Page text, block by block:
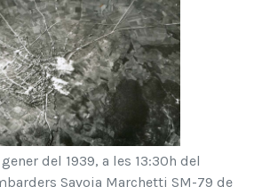
del 1939, a les 13:30h del
Savoia Marchetti SM-79 de